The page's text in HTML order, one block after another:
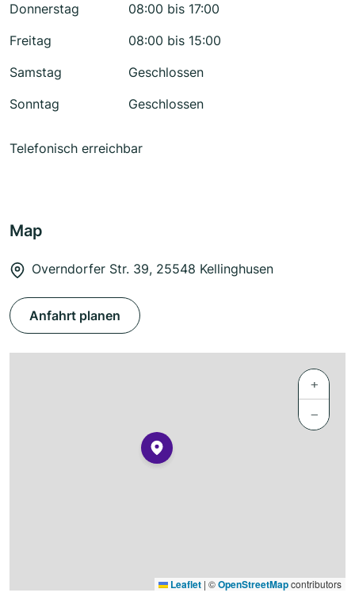
Donnerstag
08:00 bis 17:00
Freitag
08:00 bis 15:00
Samstag
Geschlossen
Sonntag
Geschlossen
Telefonisch erreichbar
Map
Overndorfer Str. 39, 25548 Kellinghusen
Anfahrt planen
+
−
Leaflet | ©OpenStreetMapcontributors